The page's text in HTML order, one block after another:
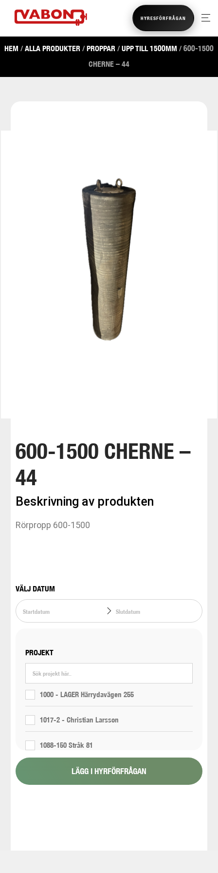
HYRESFÖRFRÅGAN
HEM /ALLA PRODUKTER /PROPPAR /UPP TILL 1500MM / 600-1500
CHERNE – 44
600-1500 CHERNE –
44
Beskrivning av produkten
Rörpropp 600-1500
VÄLJ DATUM
PROJEKT
1000 - LAGER Härrydavägen 255
1017-2 - Christian Larsson
1088-150 Stråk 81
1088-151 Stråk 6LÄGG I HYRFÖRFRÅGAN